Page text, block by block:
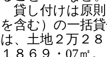
貸し付けは原則
を含む）の一括
は、土地２万２
１８６９・07㎡